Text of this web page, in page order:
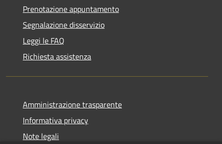
Prenotazione appuntamento
Segnalazione disservizio
Leggi le FAQ
Richiesta assistenza
Amministrazione trasparente
Informativa privacy
Note legali